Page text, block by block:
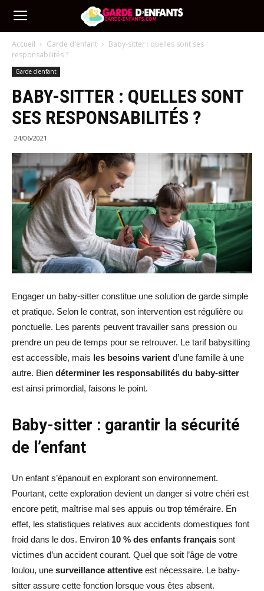
http://garde-
enfants.com/
Accueil Garde d'enfant
Baby-sitter : quelles sont ses
responsabilités ?
Garde d'enfant
BABY-SITTER : QUELLES SONT
SES RESPONSABILITÉS ?
24/06/2021
Engager un baby-sitter constitue une solution de garde simple
et pratique. Selon le contrat, son intervention est régulière ou
ponctuelle. Les parents peuvent travailler sans pression ou
prendre un peu de temps pour se retrouver. Le tarif babysitting
est accessible, mais les besoins varient d’une famille à une
autre. Bien déterminer les responsabilités du baby-sitter
est ainsi primordial, faisons le point.
Baby-sitter : garantir la sécurité
de l’enfant
Un enfant s’épanouit en explorant son environnement.
Pourtant, cette exploration devient un danger si votre chéri est
encore petit, maîtrise mal ses appuis ou trop téméraire. En
effet, les statistiques relatives aux accidents domestiques font
froid dans le dos. Environ 10 % des enfants français sont
victimes d’un accident courant. Quel que soit l’âge de votre
loulou, une surveillance attentive est nécessaire. Le baby-
sitter assure cette fonction lorsque vous êtes absent.